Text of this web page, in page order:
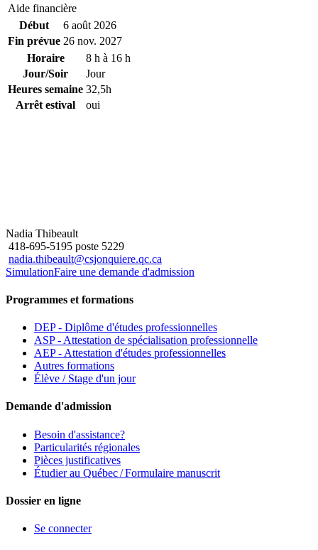
Aide financière
Début
6 août 2026
Fin prévue 26 nov. 2027
Horaire
8 h à 16 h
Jour/Soir
Jour
Heures semaine 32,5h
Arrêt estival
oui
Nadia Thibeault
418-695-5195 poste 5229
nadia.thibeault@csjonquiere.qc.ca
SimulationFaire une demande d'admission
Programmes et formations
DEP - Diplôme d'études professionnelles
ASP - Attestation de spécialisation professionnelle
AEP - Attestation d'études professionnelles
Autres formations
Élève / Stage d'un jour
Demande d'admission
Besoin d'assistance?
Particularités régionales
Pièces justificatives
Étudier au Québec / Formulaire manuscrit
Dossier en ligne
Se connecter